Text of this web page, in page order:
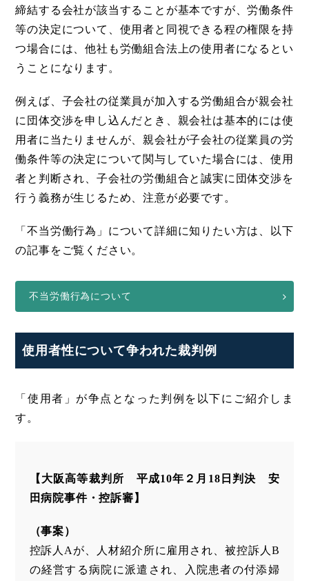
締結する会社が該当することが基本ですが、労働条件
等の決定について、使用者と同視できる程の権限を持
つ場合には、他社も労働組合法上の使用者になるとい
うことになります。
例えば、子会社の従業員が加入する労働組合が親会社
に団体交渉を申し込んだとき、親会社は基本的には使
用者に当たりませんが、親会社が子会社の従業員の労
働条件等の決定について関与していた場合には、使用
者と判断され、子会社の労働組合と誠実に団体交渉を
行う義務が生じるため、注意が必要です。
「不当労働行為」について詳細に知りたい方は、以下
の記事をご覧ください。
不当労働行為について
使用者性について争われた裁判例
「使用者」が争点となった判例を以下にご紹介しま
す。
【大阪高等裁判所 平成10年２月18日判決 安
田病院事件・控訴審】
（事案）
控訴人Aが、人材紹介所に雇用され、被控訴人B
の経営する病院に派遣され、入院患者の付添婦